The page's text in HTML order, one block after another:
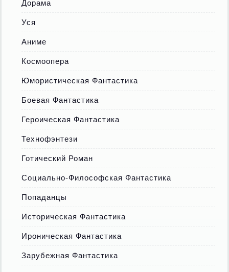
Дорама
Уся
Аниме
Космоопера
Юмористическая Фантастика
Боевая Фантастика
Героическая Фантастика
Технофэнтези
Готический Роман
Социально-Философская Фантастика
Попаданцы
Историческая Фантастика
Ироническая Фантастика
Зарубежная Фантастика